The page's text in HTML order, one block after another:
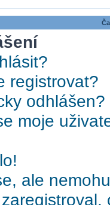
registrovat?
odhlášen?
moje
ale